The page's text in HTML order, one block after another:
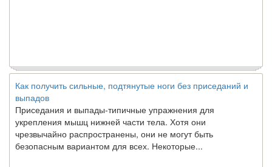
Как получить сильные, подтянутые ноги без приседаний и
выпадов
Приседания и выпады-типичные упражнения для
укрепления мышц нижней части тела. Хотя они
чрезвычайно распространены, они не могут быть
безопасным вариантом для всех. Некоторые...